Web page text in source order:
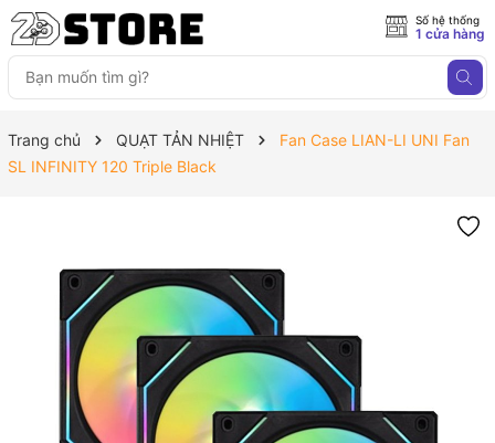
Số hệ thống
1 cửa hàng
Trang chủ QUẠT TẢN NHIỆT
Fan Case LIAN-LI UNI Fan
SL INFINITY 120 Triple Black